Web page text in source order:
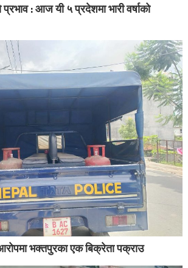
: आज यी ५ प्रदेशमा भारी वर्षाको
भक्तपुरका एक बिक्रेता पक्राउ